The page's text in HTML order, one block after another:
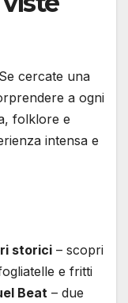
cercate una
a ogni
folklore e
intensa e
storici – scopri
e fritti
Beat – due